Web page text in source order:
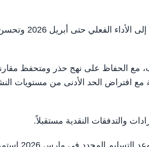
ورفعت "أدنوك للإمداد والخدمات" توجيهاتها المالية للعام الكامل 2026، استناداً إلى الأداء الفعلي حتى
مع الحفاظ على نهج حذر ومتحفظ
مع افتراض الحد الأدنى من مستويات
والتدفقات النقدية مستقبلاً.
كما يعكس تسليم ناقلة إضافية من الجيل الجديد للغاز الطبيعي المسال قبل